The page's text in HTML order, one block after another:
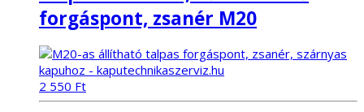
forgáspont, zsanér M20
2 550 Ft